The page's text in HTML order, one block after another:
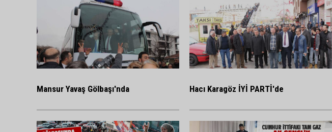
Mansur Yavaş Gölbaşı'nda Hacı Karagöz İYİ PARTİ'de